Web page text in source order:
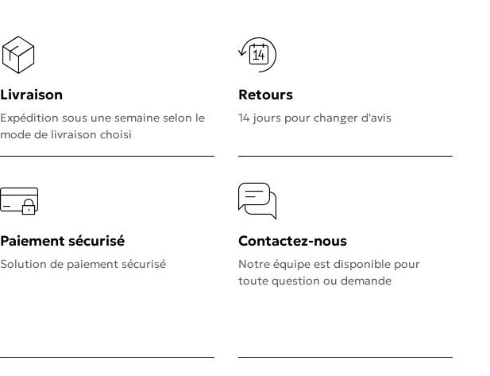
Livraison
Expédition sous une semaine selon le
mode de livraison choisi
Retours
14 jours pour changer d'avis
Paiement sécurisé
Solution de paiement sécurisé
Contactez-nous
Notre équipe est disponible pour
toute question ou demande